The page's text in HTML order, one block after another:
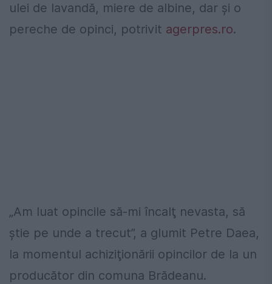
ulei de lavandă, miere de albine, dar şi o
pereche de opinci, potrivit agerpres.ro.
„Am luat opincile să-mi încalţ nevasta, să
ştie pe unde a trecut”, a glumit Petre Daea,
la momentul achiziţionării opincilor de la un
producător din comuna Brădeanu.